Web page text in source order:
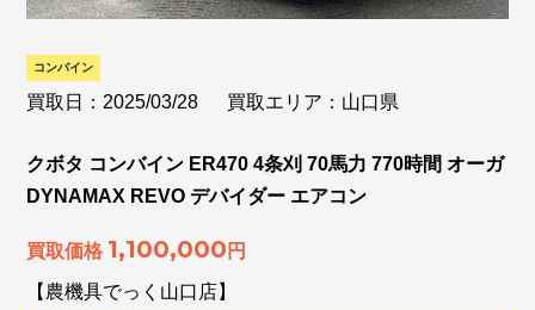
コンバイン
買取日：2025/03/28 買取エリア：山口県
クボタ コンバイン ER470 4条刈 70馬力 770時間 オーガ
DYNAMAX REVO デバイダー エアコン
買取価格 1,100,000 円
【農機具でっく山口店】